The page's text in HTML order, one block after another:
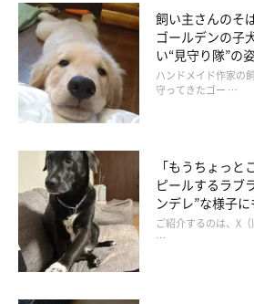
ばかり。
今後も思いがけない発見が、犬に関する
しれませんね。
参考／「いぬのきもち」2016年1月号『
行動学研究室准教授 武内ゆかり先生、
院長 玉原智史先生）
イラスト／おおたきょうこ
文／\(m.h)/
飼い主さんのそ
ゴールデンの子
い“見守り隊”の
ハンドメイド作家の
守ってきたゴー …
「もうちょっ
ピールするラブ
ンデレ”な様子
ご紹介するのは、X
…